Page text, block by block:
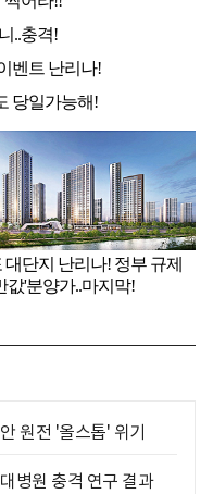
원전 '올스톱' 위기
병원 충격 연구 결과